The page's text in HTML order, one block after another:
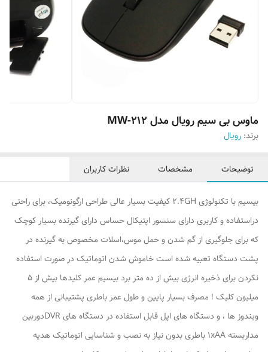
ماوس بی سیم رویال مدل MW-212
برند: رویال
توضیحات مشخصات نظرات کاربران
بیسیم با تکنولوژی 2.4GH کیفیت بسیار عالی طراحی ارگونومیک، برای راحتی
دراستفاده و کاربری دارای سنسور اپتیکال حساس دارای گیرنده بسیار کوچک
که برای جلوگیری از گم شدن و حمل موس،اسلات مخصوص به گیرنده در
پشت دستگاه تعبیه شده است خاموش شدن اتوماتیک در صورت استفاده
نکردن برای ذخیره انرژی بیش از ده متر برد بیسیم عمر کلیدها بیش از 5
میلیون کلیک ! مصرف بسیار پایین و طول عمر باطری پشتیبانی از همه
ویندوز ها ، و دستگاه های اپل قابل استفاده در دستگاه های DVR‌دوربین
مداربسته 1xAA باطری بدون نیاز به نصب و شناسایی اتوماتیک هدیه